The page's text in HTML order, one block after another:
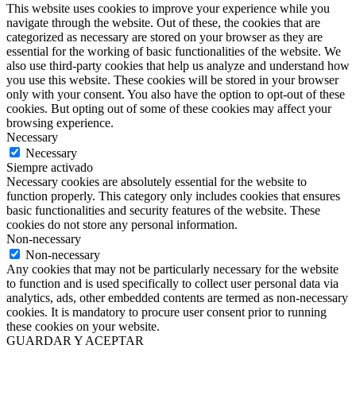
This website uses cookies to improve your experience while you
navigate through the website. Out of these, the cookies that are
categorized as necessary are stored on your browser as they are
essential for the working of basic functionalities of the website. We
also use third-party cookies that help us analyze and understand how
you use this website. These cookies will be stored in your browser
only with your consent. You also have the option to opt-out of these
cookies. But opting out of some of these cookies may affect your
browsing experience.
Necessary
Necessary
Siempre activado
Necessary cookies are absolutely essential for the website to
function properly. This category only includes cookies that ensures
basic functionalities and security features of the website. These
cookies do not store any personal information.
Non-necessary
Non-necessary
Any cookies that may not be particularly necessary for the website
to function and is used specifically to collect user personal data via
analytics, ads, other embedded contents are termed as non-necessary
cookies. It is mandatory to procure user consent prior to running
these cookies on your website.
GUARDAR Y ACEPTAR